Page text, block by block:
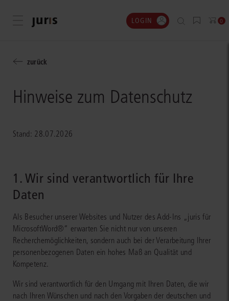
Menü öffnen LOGIN 0
zurück
Hinweise zum Datenschutz
Stand: 28.07.2026
1. Wir sind verantwortlich für Ihre
Daten
Als Besucher unserer Websites und Nutzer des Add-Ins „juris für
MicrosoftWord®“ erwarten Sie nicht nur von unseren
Recherchemöglichkeiten, sondern auch bei der Verarbeitung Ihrer
personenbezogenen Daten ein hohes Maß an Qualität und
Kompetenz.
Wir sind verantwortlich für den Umgang mit Ihren Daten, die wir
nach Ihren Wünschen und nach den Vorgaben der deutschen und